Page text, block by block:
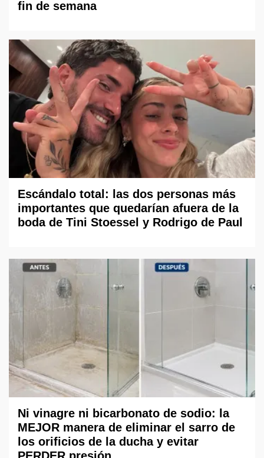
fin de semana
Escándalo total: las dos personas más
importantes que quedarían afuera de la
boda de Tini Stoessel y Rodrigo de Paul
Ni vinagre ni bicarbonato de sodio: la
MEJOR manera de eliminar el sarro de
los orificios de la ducha y evitar